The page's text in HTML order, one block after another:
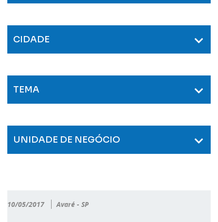
CIDADE
TEMA
UNIDADE DE NEGÓCIO
10/05/2017 Avaré - SP